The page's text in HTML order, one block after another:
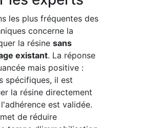
les plus fréquentes des
concerne la
la résine sans
existant. La réponse
mais positive :
spécifiques, il est
la résine directement
est validée.
de réduire